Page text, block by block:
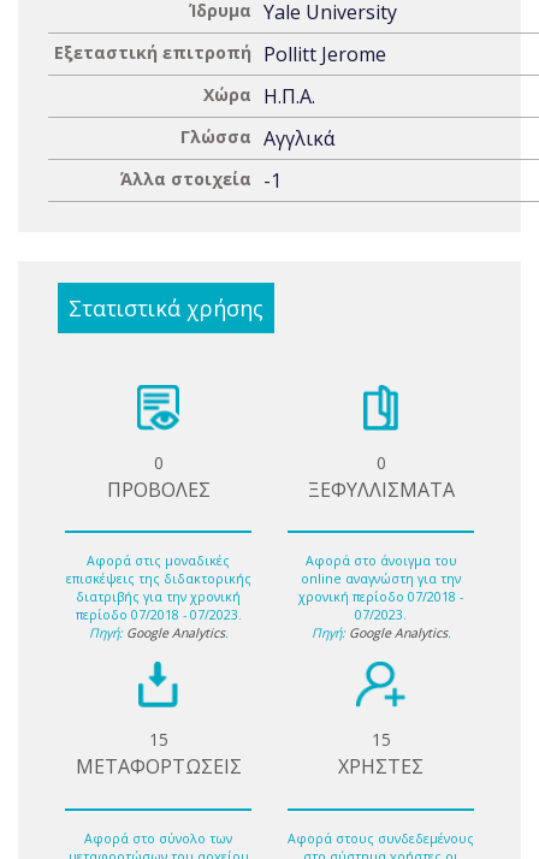
Ίδρυμα Yale University
Εξεταστική επιτροπή Pollitt Jerome
Χώρα Η.Π.Α.
Γλώσσα Αγγλικά
Άλλα στοιχεία -1
Στατιστικά χρήσης
0
ΠΡΟΒΟΛΕΣ
Αφορά στις μοναδικές
επισκέψεις της διδακτορικής
διατριβής για την χρονική
περίοδο 07/2018 - 07/2023.
Πηγή: Google Analytics.
0
ΞΕΦΥΛΛΙΣΜΑΤΑ
Αφορά στο άνοιγμα του
online αναγνώστη για την
χρονική περίοδο 07/2018 -
07/2023.
Πηγή: Google Analytics.
15
ΜΕΤΑΦΟΡΤΩΣΕΙΣ
Αφορά στο σύνολο των
15
ΧΡΗΣΤΕΣ
Αφορά στους συνδεδεμένους